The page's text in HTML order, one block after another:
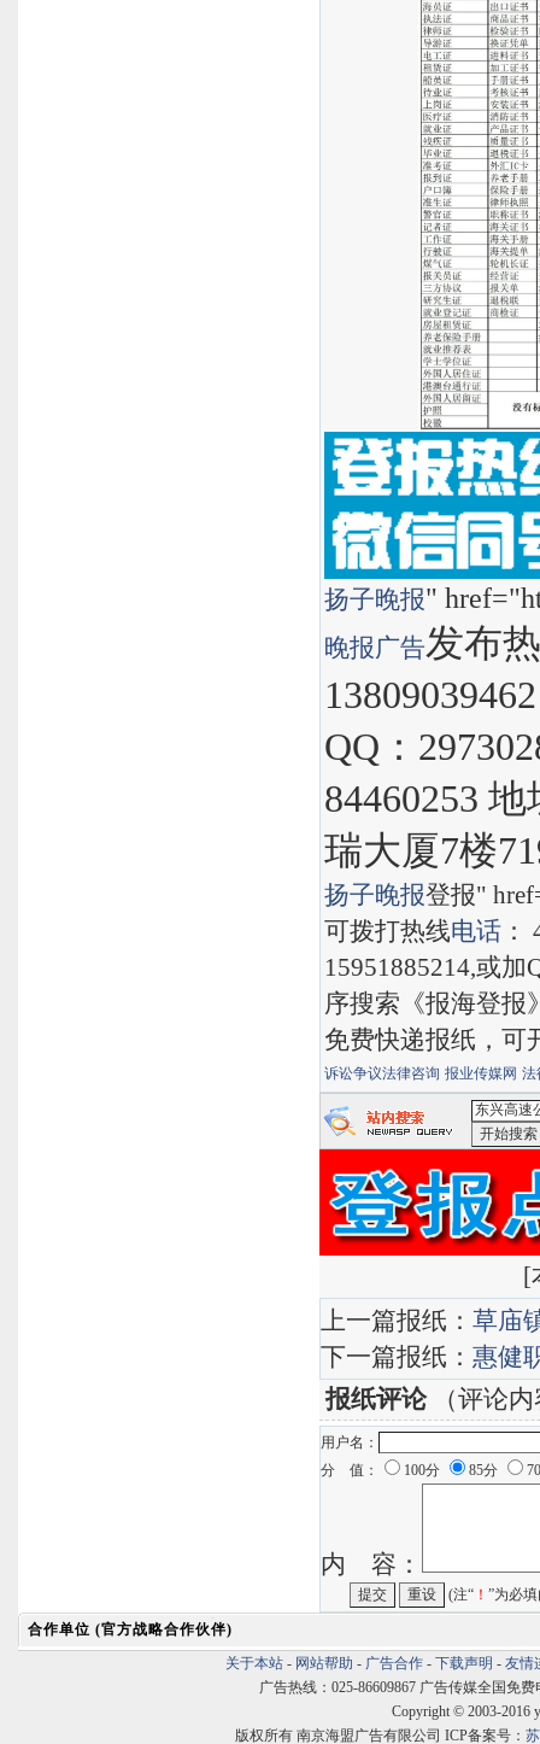
扬子晚报"
晚报广告发布
QQ：
84460253
瑞大厦7楼
扬子晚报登报"
可拨打热线电话
15951885214,或
序搜索《报海登报
免费快递报纸，可
诉讼争议法律咨询 报业传媒网 法
有道搜索
[
上一篇报纸： 草庙
下一篇报纸： 惠健
报纸评论（评论内
用户名：
分 值：
100分 85分
内 容：
(注“ ！ ”为必
合作单位 (官方战略合作伙伴)
关于本站 - 网站帮助 - 广告合作 - 下载声明 - 友情
广告热线：025-86609867 广告传媒全国免费
Copyright © 2003-2016
版权所有 南京海盟广告有限公司 ICP备案号：